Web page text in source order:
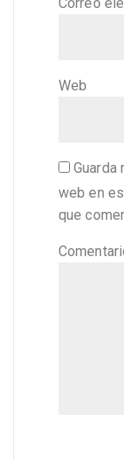
Web
Guarda
web en
que